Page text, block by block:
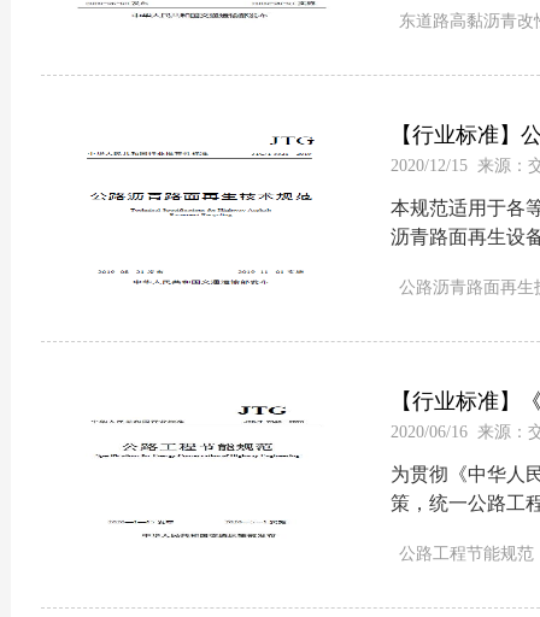
施工，保证路面
东道路高黏沥青改
【行业标准】
2019
2020/12/15 来源：
本规范适用于各
沥青路面再生设
料进行拌和，并
公路沥青路面再生
【行业标准】
2020）
2020/06/16 来源：
为贯彻《中华人
策，统一公路工
过程。...
公路工程节能规范